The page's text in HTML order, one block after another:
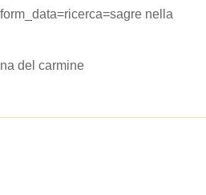
nella
del carmine